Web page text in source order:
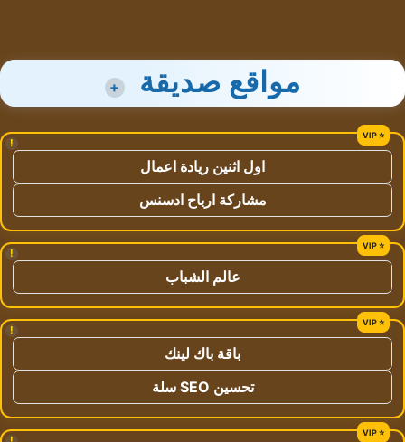
مواقع صديقة +
!
اول اثنين ريادة اعمال
مشاركة ارباح ادسنس
!
عالم الشباب
!
باقة باك لينك
تحسين SEO سلة